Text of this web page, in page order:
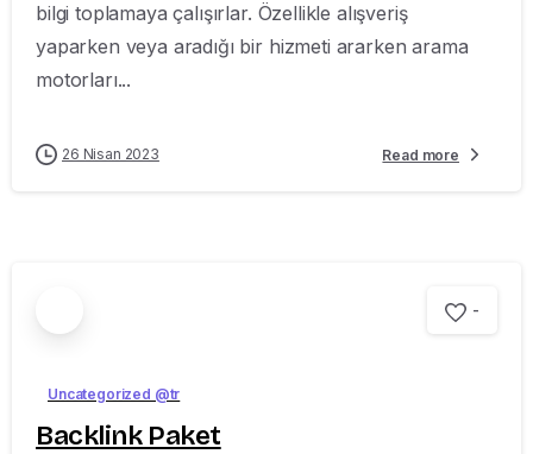
bilgi toplamaya çalışırlar. Özellikle alışveriş
yaparken veya aradığı bir hizmeti ararken arama
motorları...
26 Nisan 2023 Read more
-
Uncategorized @tr
Backlink Paket